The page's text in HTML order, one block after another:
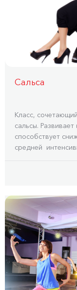
Сальса
Класс,
сальсы.
способствует
средней